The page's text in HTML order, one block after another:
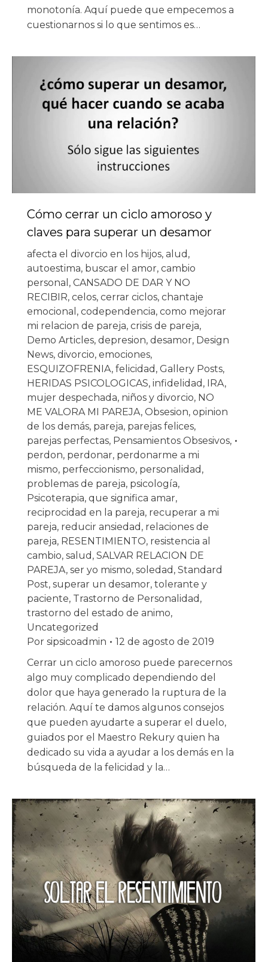
monotonía. Aquí puede que empecemos a
cuestionarnos si lo que sentimos es…
Cómo cerrar un ciclo amoroso y
claves para superar un desamor
afecta el divorcio en los hijos, alud ,
autoestima, buscar el amor, cambio
personal , CANSADO DE DAR Y NO
RECIBIR, celos, cerrar ciclos, chantaje
emocional , codependencia, como mejorar
mi relacion de pareja, crisis de pareja,
Demo Articles, depresion, desamor, Design
News, divorcio, emociones,
ESQUIZOFRENIA, felicidad , Gallery Posts,
HERIDAS PSICOLOGICAS, infidelidad , IRA,
mujer despechada, niños y divorcio, NO
ME VALORA MI PAREJA, Obsesion, opinion
de los demás, pareja, parejas felices,
parejas perfectas, Pensamientos Obsesivos,
perdon, perdonar, perdonarme a mi
mismo, perfeccionismo, personalidad ,
problemas de pareja, psicología,
Psicoterapia, que significa amar,
reciprocidad en la pareja, recuperar a mi
pareja, reducir ansiedad , relaciones de
pareja, RESENTIMIENTO, resistencia al
cambio, salud , SALVAR RELACION DE
PAREJA, ser yo mismo, soledad , Standard
Post, superar un desamor, tolerante y
paciente, Trastorno de Personalidad ,
trastorno del estado de animo,
Uncategorized
Por sipsicoadmin
12 de agosto de 2019
Cerrar un ciclo amoroso puede parecernos
algo muy complicado dependiendo del
dolor que haya generado la ruptura de la
relación. Aquí te damos algunos consejos
que pueden ayudarte a superar el duelo,
guiados por el Maestro Rekury quien ha
dedicado su vida a ayudar a los demás en la
búsqueda de la felicidad y la…